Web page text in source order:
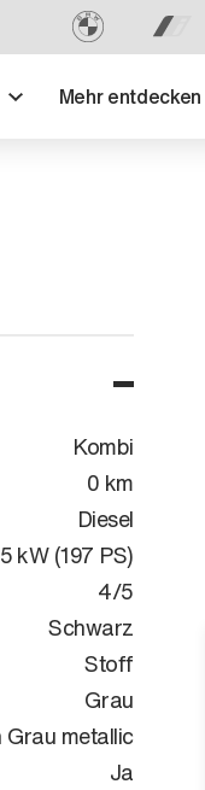
Mehr entdecken
Kombi
0 km
Diesel
kW (197 PS)
4/5
Schwarz
Stoff
Grau
metallic
Ja